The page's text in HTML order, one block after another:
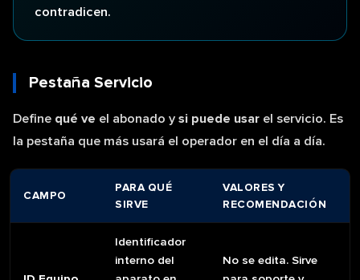
contradicen.
Pestaña Servicio
Define qué ve el abonado y si puede usar el servicio. Es
la pestaña que más usará el operador en el día a día.
CAMPO
PARA QUÉ
SIRVE
VALORES Y
RECOMENDACIÓN
Identificador
interno del
No se edita. Sirve